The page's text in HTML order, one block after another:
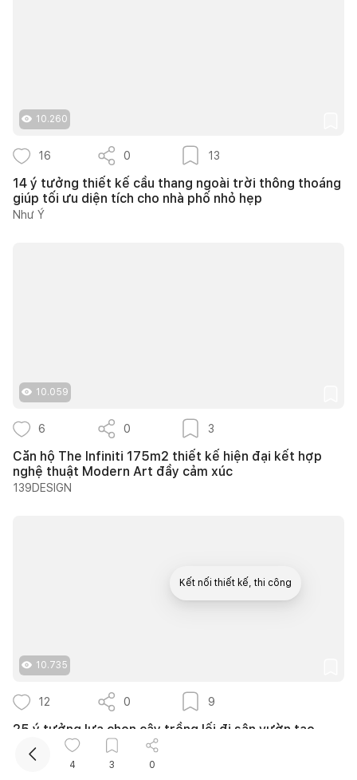
10.260
16 0 13
14 ý tưởng thiết kế cầu thang ngoài trời thông thoáng
giúp tối ưu diện tích cho nhà phố nhỏ hẹp
Như Ý
10.059
6 0 3
Căn hộ The Infiniti 175m2 thiết kế hiện đại kết hợp
nghệ thuật Modern Art đầy cảm xúc
139DESIGN
10.735
12 0 9
25 ý tưởng lựa chọn cây trồng lối đi sân vườn tạo
bóng mát quanh năm cho nhà phố
Nguyễn Quỳnh Hương
4 3 0
Kết nối thiết kế, thi công